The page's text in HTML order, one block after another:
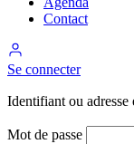
Contact
Se connecter
Identifiant ou adresse
Mot de passe